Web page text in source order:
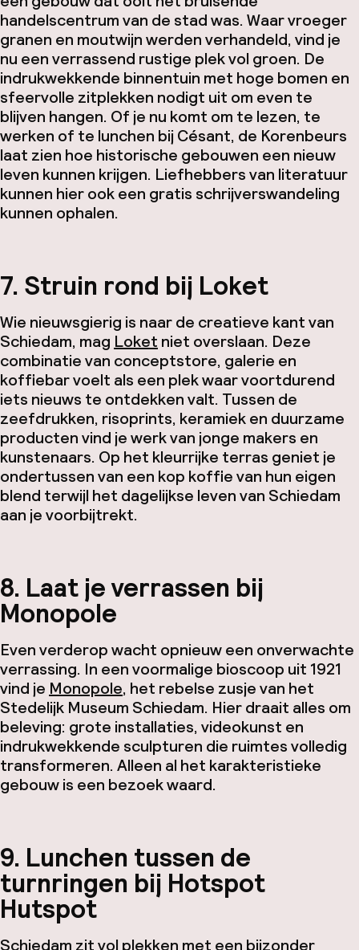
handelscentrum van de stad was. Waar vroeger
granen en moutwijn werden verhandeld, vind je
nu een verrassend rustige plek vol groen. De
indrukwekkende binnentuin met hoge bomen en
sfeervolle zitplekken nodigt uit om even te
blijven hangen. Of je nu komt om te lezen, te
werken of te lunchen bij Césant, de Korenbeurs
laat zien hoe historische gebouwen een nieuw
leven kunnen krijgen. Liefhebbers van literatuur
kunnen hier ook een gratis schrijverswandeling
kunnen ophalen.
7. Struin rond bij Loket
Wie nieuwsgierig is naar de creatieve kant van
Schiedam, mag Loket niet overslaan. Deze
combinatie van conceptstore, galerie en
koffiebar voelt als een plek waar voortdurend
iets nieuws te ontdekken valt. Tussen de
zeefdrukken, risoprints, keramiek en duurzame
producten vind je werk van jonge makers en
kunstenaars. Op het kleurrijke terras geniet je
ondertussen van een kop koffie van hun eigen
blend terwijl het dagelijkse leven van Schiedam
aan je voorbijtrekt.
8. Laat je verrassen bij
Monopole
Even verderop wacht opnieuw een onverwachte
verrassing. In een voormalige bioscoop uit 1921
vind je Monopole, het rebelse zusje van het
Stedelijk Museum Schiedam. Hier draait alles om
beleving: grote installaties, videokunst en
indrukwekkende sculpturen die ruimtes volledig
transformeren. Alleen al het karakteristieke
gebouw is een bezoek waard.
9. Lunchen tussen de
turnringen bij Hotspot
Hutspot
Schiedam zit vol plekken met een bijzonder